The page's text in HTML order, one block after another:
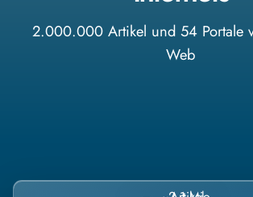
2.000.000 Artikel und 54 Portale
Web